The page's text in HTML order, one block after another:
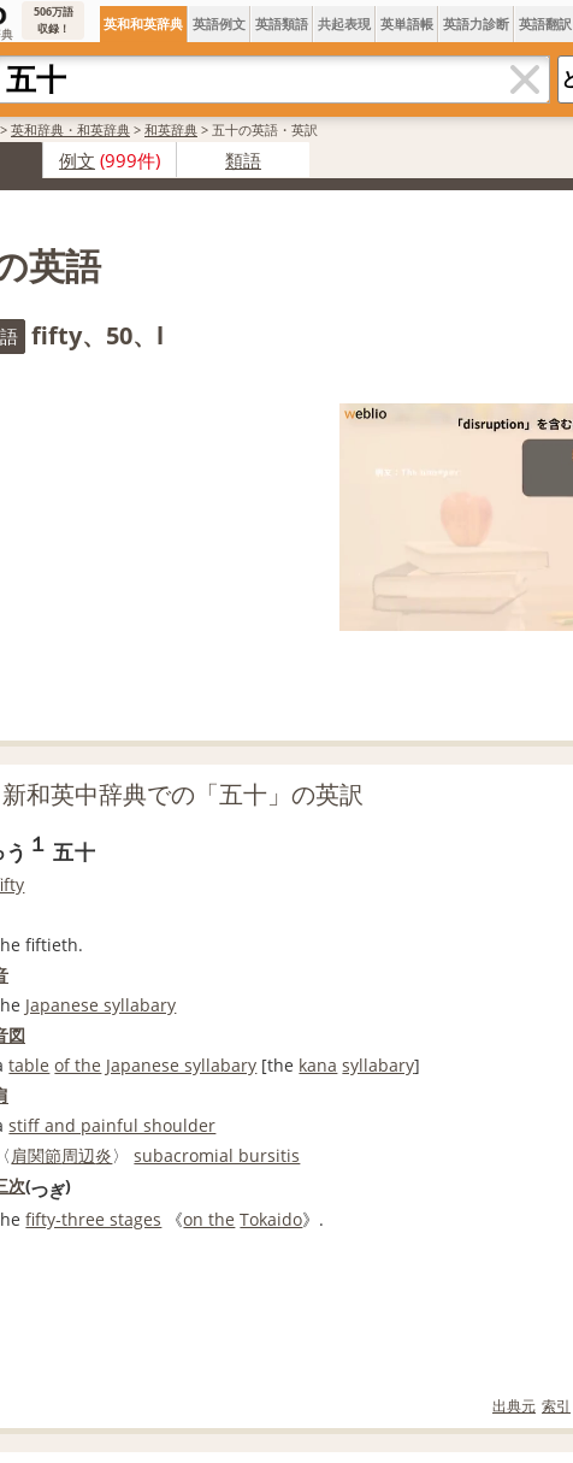
506万語
収録！
英和和英辞典 英語例文 英語類語 共起表現 英単語帳 英語力診断 英語翻訳
> 英和辞典・和英辞典 > 和英辞典 > 五十の英語・英訳
例文 (999件) 類語
英語
fifty、50、l
和英中辞典での「五十」の英訳
１ 五十
fiftieth.
Japanese syllabary
図
table of the Japanese syllabary [the kana syllabary]
stiff and painful shoulder
〈 肩関節周辺炎〉subacromial bursitis
次(つぎ)
fifty‐three stages 《on the Tokaido》.
出典元 索引